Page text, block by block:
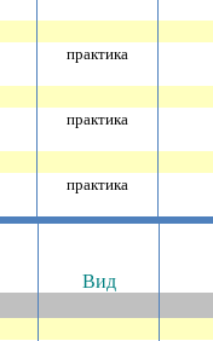
практика
практика
практика
Вид